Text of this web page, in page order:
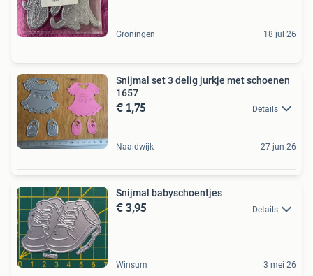
Groningen 18 jul 26
Snijmal set 3 delig jurkje met schoenen
1657
€ 1,75 Details
Naaldwijk 27 jun 26
Snijmal babyschoentjes
€ 3,95 Details
Winsum 3 mei 26